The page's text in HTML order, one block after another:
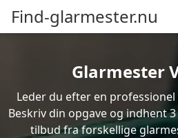
Find-glarmester.nu
Glarmester
Leder du efter en
Beskriv din opgave og indhent
tilbud fra forskellige